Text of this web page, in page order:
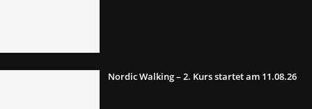
Nordic Walking – 2. Kurs startet am 11.08.26